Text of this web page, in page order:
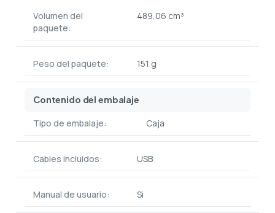
Volumen del
paquete:
489,06 cm³
Peso del paquete: 151 g
Contenido del embalaje
Tipo de embalaje: Caja
Cables incluidos: USB
Manual de usuario: Si